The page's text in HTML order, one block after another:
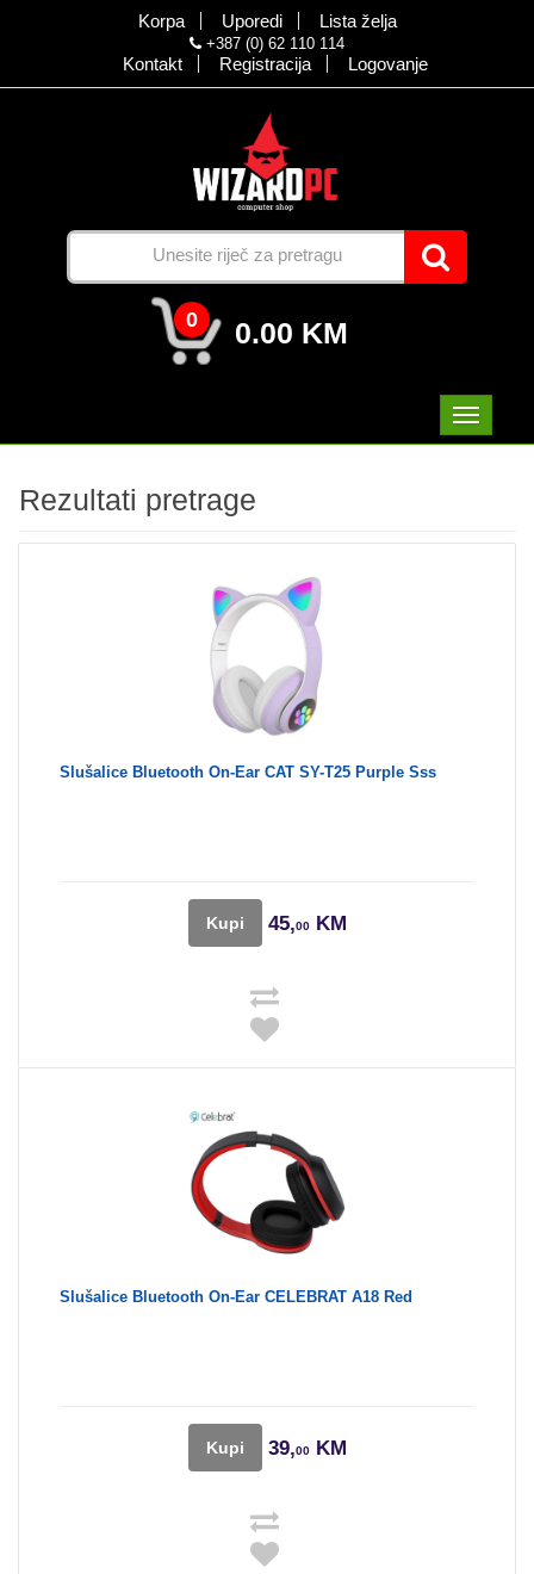
Korpa Uporedi Lista želja
+387 (0) 62 110 114
Kontakt Registracija Logovanje
0 0.00 KM
Rezultati pretrage
Slušalice Bluetooth On-Ear CAT SY-T25 Purple Sss
Kupi 45,00KM
Slušalice Bluetooth On-Ear CELEBRAT A18 Red
Kupi 39,00KM